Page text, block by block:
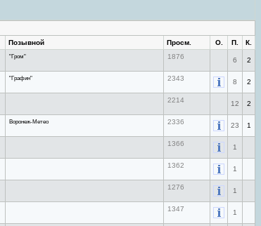
Позывной Просм. О. П.
К.
"Гром" 1876 6 2
"Графин" 2343 8 2
2214 12 2
Воронеж-Метео 2336 23 1
1366 1
1362 1
1276 1
1347 1